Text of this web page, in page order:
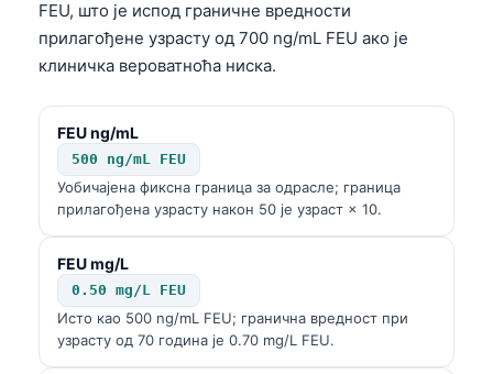
FEU, што је испод граничне вредности
прилагођене узрасту од 700 ng/mL FEU ако је
клиничка вероватноћа ниска.
FEU ng/mL
500 ng/mL FEU
Уобичајена фиксна граница за одрасле; граница
прилагођена узрасту након 50 је узраст × 10.
FEU mg/L
0.50 mg/L FEU
Исто као 500 ng/mL FEU; гранична вредност при
узрасту од 70 година је 0.70 mg/L FEU.